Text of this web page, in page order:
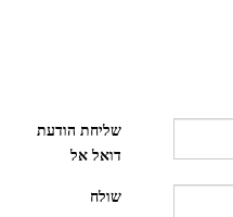
שליחת הודעת
דואל אל
שולח